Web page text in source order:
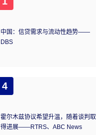
中国：信贷需求与流动性趋势——
DBS
4
霍尔木兹协议希望升温，随着谈判取
得进展——RTRS、ABC News